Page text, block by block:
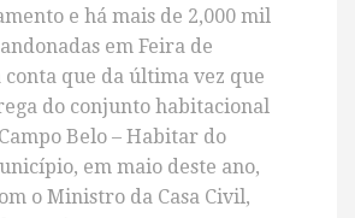
e há mais de 2,000 mil
em Feira de
conta que da última vez que
do conjunto habitacional
Belo – Habitar do
em maio deste ano,
o Ministro da Casa Civil,